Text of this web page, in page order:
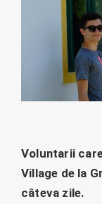
Voluntarii
Village de la
câteva zile.